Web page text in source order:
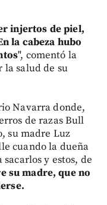
injertos de piel,
la cabeza hubo
", comentó la
la salud de su
Navarra donde,
de razas Bull
su madre Luz
cuando la dueña
y estos, de
su madre, que no